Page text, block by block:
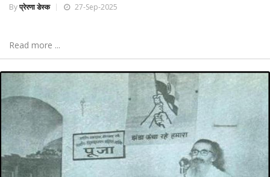
Byप्रेरणा डेस्क 27-Sep-2025
Read more ...